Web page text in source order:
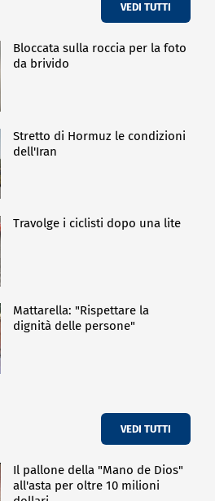
VEDI TUTTI
Bloccata sulla roccia per la foto
da brivido
Stretto di Hormuz le condizioni
dell'Iran
Travolge i ciclisti dopo una lite
Mattarella: "Rispettare la
dignità delle persone"
VEDI TUTTI
Il pallone della "Mano de Dios"
all'asta per oltre 10 milioni